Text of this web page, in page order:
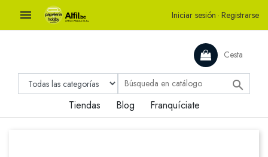
 Iniciar sesión · Registrarse
Cesta

Tiendas Blog Franquíciate